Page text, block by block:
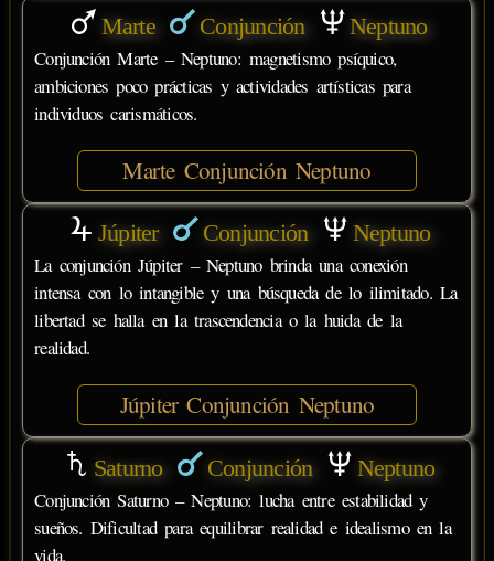
Marte Conjunción Neptuno
Conjunción Marte – Neptuno: magnetismo psíquico,
ambiciones poco prácticas y actividades artísticas para
individuos carismáticos.
Marte Conjunción Neptuno
Júpiter Conjunción Neptuno
La conjunción Júpiter – Neptuno brinda una conexión
intensa con lo intangible y una búsqueda de lo ilimitado. La
libertad se halla en la trascendencia o la huida de la
realidad.
Júpiter Conjunción Neptuno
Saturno Conjunción Neptuno
Conjunción Saturno – Neptuno: lucha entre estabilidad y
sueños. Dificultad para equilibrar realidad e idealismo en la
vida.